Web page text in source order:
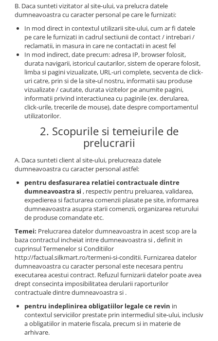
Tricouri cadou 40 ani
Tricouri cadou 50 ani
Tricouri cadou 60 ani
Tricouri motociclisti
Tricouri motociclisti
Tricouri enduro
Tricouri offroad
Tricouri biciclisti
Tricouri biciclisti
Tricouri biciclisti MTB
Tricouri biciclisti BMX
Tricouri biciclisti downhill
Tricouri skateboard
Tricouri sport/fitness
Tricouri fitness/sala de forta
Tricouri yoga
B. Daca sunteti vizitator al site-ului, va prelucra datele
dumneavoastra cu caracter personal pe care le furnizati:
In mod direct in contextul utilizarii site-ului, cum ar fi datele
pe care le furnizati in cadrul sectiunii de contact / intrebari /
reclamatii, in masura in care ne contactati in acest fel
In mod indirect, date precum: adresa IP, browser folosit,
durata navigarii, istoricul cautarilor, sistem de operare folosit,
limba si pagini vizualizate, URL-uri complete, secventa de click-
uri catre, prin si de la site-ul nostru, informatii sau produse
vizualizate / cautate, durata vizitelor pe anumite pagini,
informatii privind interactiunea cu paginile (ex. derularea,
click-urile, trecerile de mouse), date despre comportamentul
utilizatorilor.
2. Scopurile si temeiurile de
prelucrarii
A. Daca sunteti client al site-ului, prelucreaza datele
dumneavoastra cu caracter personal astfel:
pentru desfasurarea relatiei contractuale dintre
dumneavoastra si , respectiv pentru preluarea, validarea,
expedierea si facturarea comenzii plasate pe site, informarea
dumneavoastra asupra starii comenzii, organizarea returului
de produse comandate etc.
Temei: Prelucrarea datelor dumneavoastra in acest scop are la
baza contractul incheiat intre dumneavoastra si , definit in
cuprinsul Termenelor si Conditiilor
http://factual.silkmart.ro/termeni-si-conditii. Furnizarea datelor
dumneavoastra cu caracter personal este necesara pentru
executarea acestui contract. Refuzul furnizarii datelor poate avea
drept consecinta imposibilitatea derularii raporturilor
contractuale dintre dumneavoastra si .
pentru indeplinirea obligatiilor legale ce revin in
contextul serviciilor prestate prin intermediul site-ului, inclusiv
a obligatiilor in materie fiscala, precum si in materie de
arhivare.